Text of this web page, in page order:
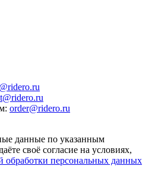
: order@ridero.ru
данные по указанным
своё согласие на условиях,
обработки персональных данных